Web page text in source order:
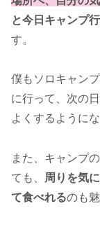
と今日キャンプ行
す。
僕もソロキャン
に行って、次の
よくするようにな
また、キャンプ
ても、
周りを気
て食べれるのも